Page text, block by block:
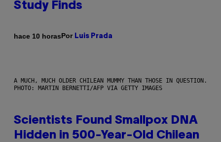
Study Finds
hace 10 horasPor Luis Prada
A MUCH, MUCH OLDER CHILEAN MUMMY THAN THOSE IN QUESTION.
PHOTO: MARTIN BERNETTI/AFP VIA GETTY IMAGES
Scientists Found Smallpox DNA
Hidden in 500-Year-Old Chilean